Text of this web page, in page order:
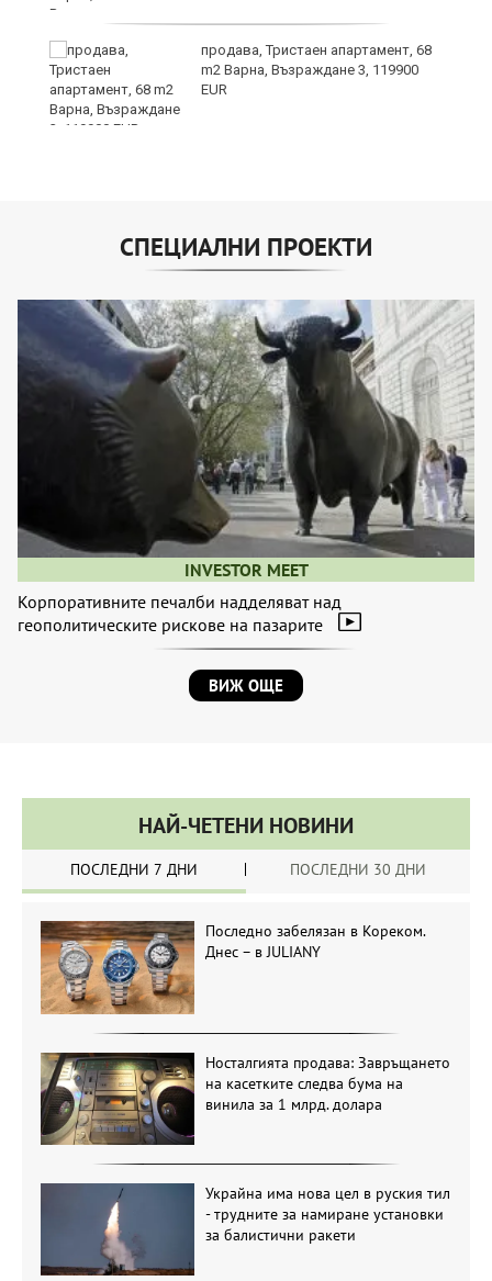
продава, Тристаен апартамент, 68
m2 Варна, Възраждане 3, 119900
EUR
СПЕЦИАЛНИ ПРОЕКТИ
INVESTOR MEET
Корпоративните печалби надделяват над
геополитическите рискове на пазарите
ВИЖ ОЩЕ
НАЙ-ЧЕТЕНИ НОВИНИ
ПОСЛЕДНИ 7 ДНИ ПОСЛЕДНИ 30 ДНИ
Последно забелязан в Кореком.
Днес – в JULIANY
Носталгията продава: Завръщането
на касетките следва бума на
винила за 1 млрд. долара
Украйна има нова цел в руския тил
- трудните за намиране установки
за балистични ракети